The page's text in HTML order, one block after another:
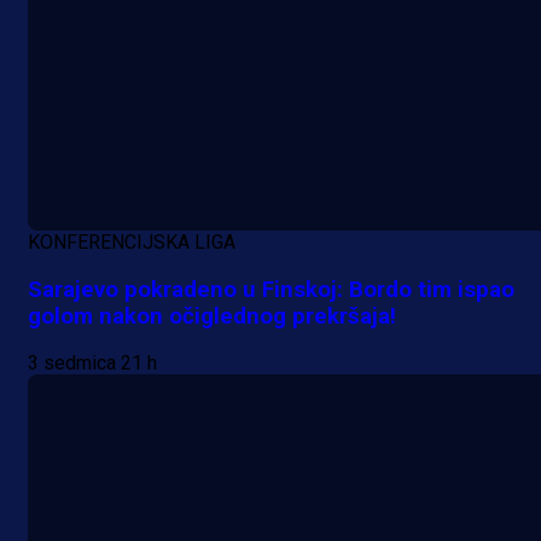
KONFERENCIJSKA LIGA
Sarajevo pokradeno u Finskoj: Bordo tim ispao
golom nakon očiglednog prekršaja!
3 sedmica 21 h